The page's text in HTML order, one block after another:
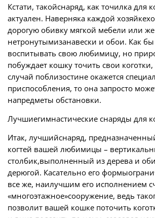
Кстати, такойснаряд, как точилка для
актуален. Наверняка каждой
дорогую обивку мягкой мебели или же
нетронутымизанавески и обои. Как
воспитывать свою любимицу, но
побуждает кошку точить свои коготки,
случай поблизостине окажется
приспособления, то она запросто
напредметы обстановки.
Лучшиегимнастические снаряды для
Итак, лучшийснаряд,
когтей вашей любимицы –
столбик,выполненный из дерева и
дерюгой. Касательно его
все же, наилучшим его исполнением
«многоэтажное»сооружение, ведь
позволит вашей кошке поточить